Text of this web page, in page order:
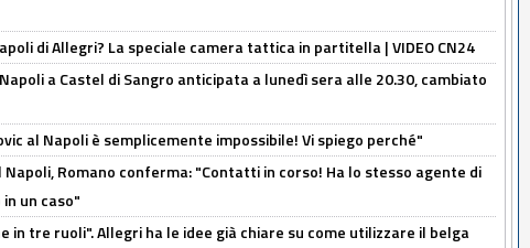
di Allegri? La speciale camera tattica in partitella | VIDEO CN24
a Castel di Sangro anticipata a lunedì sera alle 20.30, cambiato
al Napoli è semplicemente impossibile! Vi spiego perché"
Napoli, Romano conferma: "Contatti in corso! Ha lo stesso agente di
un caso"
in tre ruoli". Allegri ha le idee già chiare su come utilizzare il belga